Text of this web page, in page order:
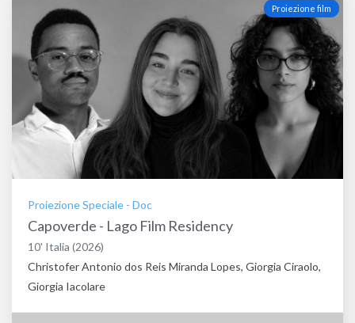
Proiezione film
Proiezione Speciale - Doc
Capoverde - Lago Film Residency
10' Italia (2026)
Christofer Antonio dos Reis Miranda Lopes, Giorgia Ciraolo,
Giorgia Iacolare